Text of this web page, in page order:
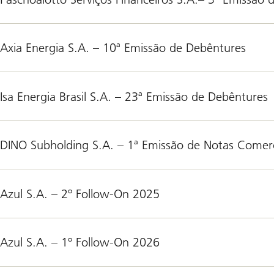
Axia Energia S.A. – 10ª Emissão de Debêntures
Isa Energia Brasil S.A. – 23ª Emissão de Debêntures
DINO Subholding S.A. – 1ª Emissão de Notas
Azul S.A. – 2º Follow-On 2025
Azul S.A. – 1º Follow-On 2026